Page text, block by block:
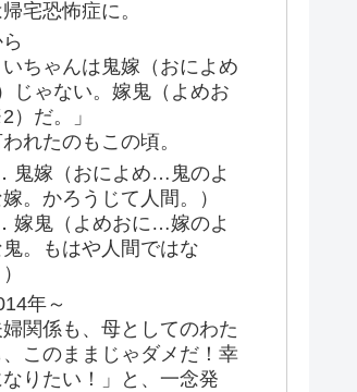
宅恐怖症に。
いちゃんは鬼嫁（おによめ
じゃない。嫁鬼（よめお
）だ。」
れたのもこの頃。
鬼嫁（おによめ…鬼のよ
嫁。かろうじて人間。）
嫁鬼（よめおに…嫁のよ
鬼。もはや人間ではな
年～
婦関係も、母としてのわた
、このままじゃダメだ！幸
りたい！」と、一念発